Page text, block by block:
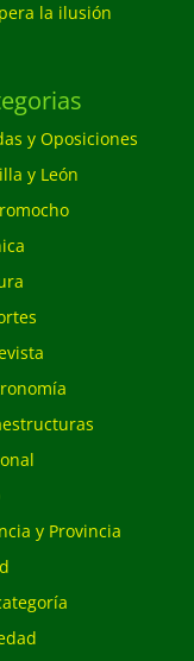
la ilusión
y Oposiciones
y León
y Provincia